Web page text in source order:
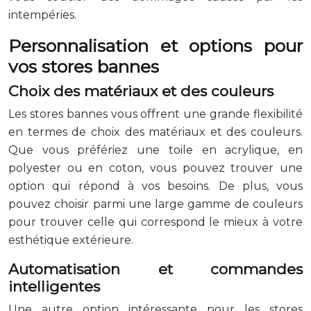
intempéries.
Personnalisation et options pour
vos stores bannes
Choix des matériaux et des couleurs
Les stores bannes vous offrent une grande flexibilité
en termes de choix des matériaux et des couleurs.
Que vous préfériez une toile en acrylique, en
polyester ou en coton, vous pouvez trouver une
option qui répond à vos besoins. De plus, vous
pouvez choisir parmi une large gamme de couleurs
pour trouver celle qui correspond le mieux à votre
esthétique extérieure.
Automatisation et commandes
intelligentes